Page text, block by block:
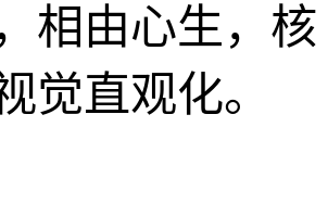
相由心生，核
觉直观化。